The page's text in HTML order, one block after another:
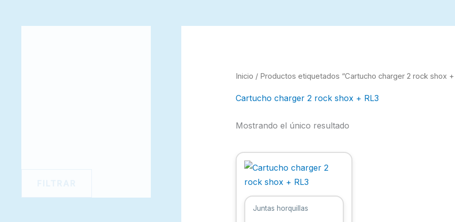
Inicio / Productos etiquetados “Cartucho charger 2 rock shox +
Cartucho charger 2 rock shox + RL3
Mostrando el único resultado
Juntas horquillas